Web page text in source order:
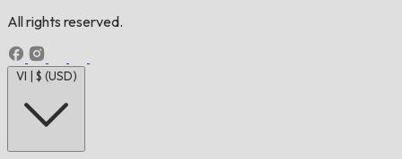
All rights reserved.
VI | $ (USD)